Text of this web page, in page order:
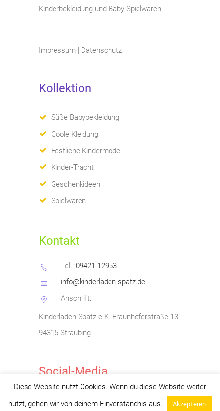
Kinderbekleidung und Baby-Spielwaren.
Impressum | Datenschutz
Kollektion
Süße Babybekleidung
Coole Kleidung
Festliche Kindermode
Kinder-Tracht
Geschenkideen
Spielwaren
Kontakt
Tel.: 09421 12953
info@kinderladen-spatz.de
Anschrift:
Kinderladen Spatz e.K. Fraunhoferstraße 13,
94315 Straubing
Social-Media
Diese Website nutzt Cookies. Wenn du diese Website weiter
nutzt, gehen wir von deinem Einverständnis aus.
Akzeptieren